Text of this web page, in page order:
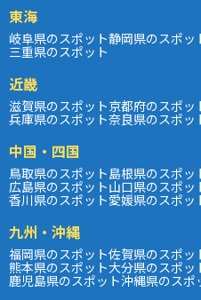
東海
岐阜県のスポット静岡県のスポッ
三重県のスポット
近畿
滋賀県のスポット京都府のスポッ
兵庫県のスポット奈良県のスポッ
中国・四国
鳥取県のスポット島根県のスポッ
広島県のスポット山口県のスポッ
香川県のスポット愛媛県のスポッ
九州・沖縄
福岡県のスポット佐賀県のスポッ
熊本県のスポット大分県のスポッ
鹿児島県のスポット沖縄県のスポ